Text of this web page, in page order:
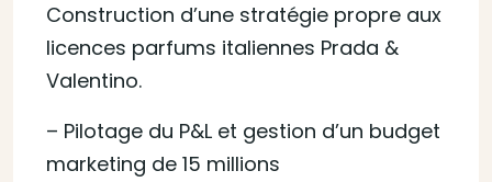
Construction d’une stratégie propre aux
licences parfums italiennes Prada &
Valentino.
– Pilotage du P&L et gestion d’un budget
marketing de 15 millions